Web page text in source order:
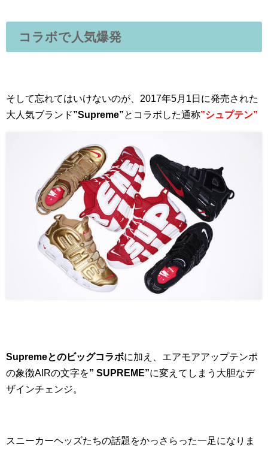
コラボで人気爆発
そして忘れてはいけないのが、2017年5月1日に発売された
大人気ブランド”Supreme” とコラボした通称”シュプテン”
Supremeとのビッグコラボに加え、エアモアアップテンポ
の象徴AIRの文字を” SUPREME”に変えてしまう大胆なデ
ザインチェンジ。
スニーカーヘッズたちの話題をかっさらった一足になりま